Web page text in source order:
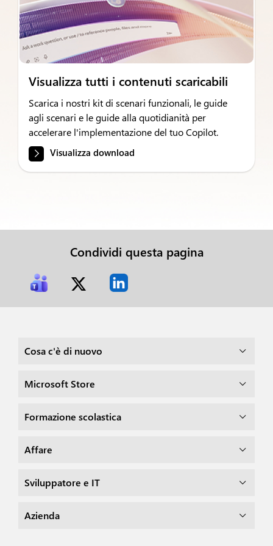
Visualizza tutti i contenuti scaricabili
Scarica i nostri kit di scenari funzionali, le guide
agli scenari e le guide alla quotidianità per
accelerare l'implementazione del tuo Copilot.
Visualizza download
Condividi questa pagina
Cosa c'è di nuovo
Microsoft Store
Formazione scolastica
Affare
Sviluppatore e IT
Azienda